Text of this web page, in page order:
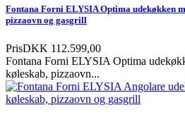
Fontana Forni ELYSIA Optima udekøkken
pizzaovn og gasgrill
PrisDKK 112.599,00
Fontana Forni ELYSIA Optima
køleskab, pizzaovn...